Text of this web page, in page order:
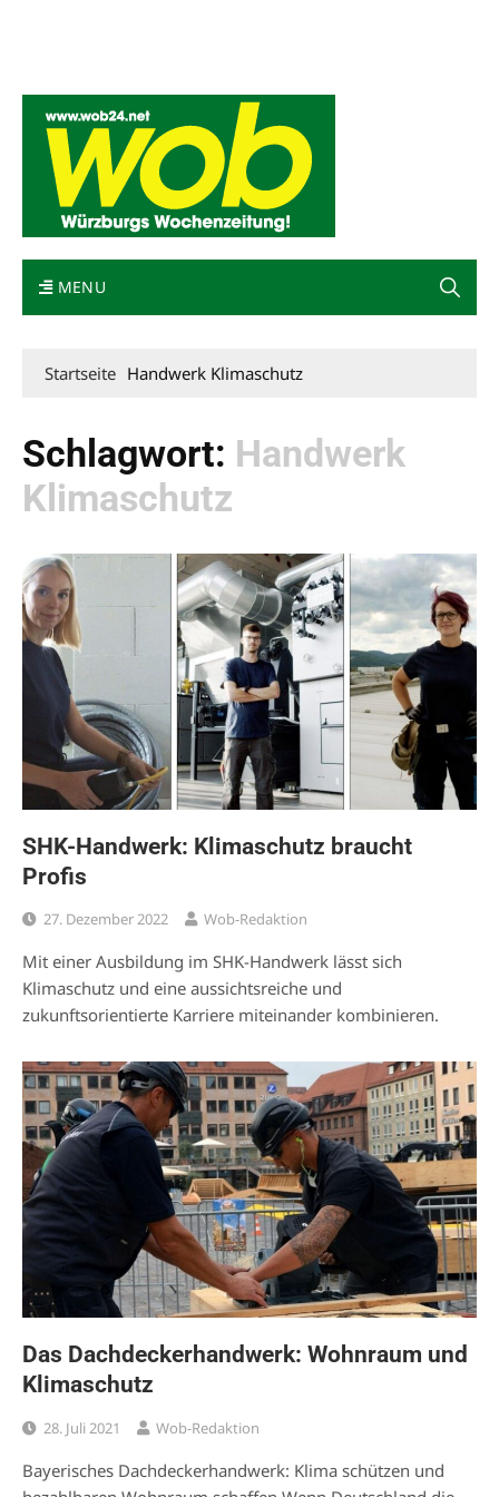
MENU
Startseite Handwerk Klimaschutz
Schlagwort: Handwerk
Klimaschutz
SHK-Handwerk: Klimaschutz braucht
Profis
27. Dezember 2022 Wob-Redaktion
Mit einer Ausbildung im SHK-Handwerk lässt sich
Klimaschutz und eine aussichtsreiche und
zukunftsorientierte Karriere miteinander kombinieren.
Das Dachdeckerhandwerk: Wohnraum und
Klimaschutz
28. Juli 2021 Wob-Redaktion
Bayerisches Dachdeckerhandwerk: Klima schützen und